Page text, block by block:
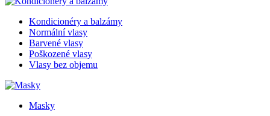
Kondicionéry a balzámy
Normální vlasy
Barvené vlasy
Poškozené vlasy
Vlasy bez objemu
Masky